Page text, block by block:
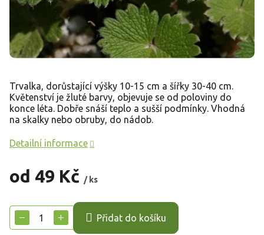
od 49 Kč / ks
cena:
+
− Přidat do košíku
Trvalka, dorůstající výšky 10-15 cm a šířky 30-40 cm.
Květenství je žluté barvy, objevuje se od poloviny do
konce léta. Dobře snáší teplo a sušší podmínky. Vhodná
na skalky nebo obruby, do nádob.
Detailní informace